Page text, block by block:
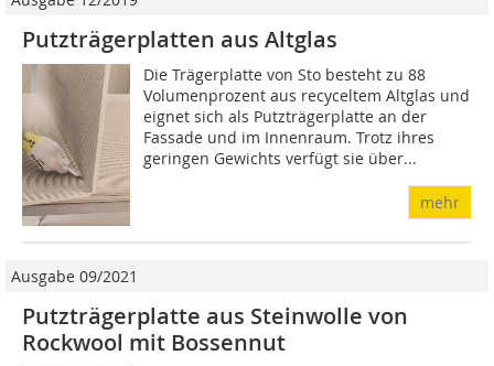
Putzträgerplatten aus Altglas
Die Trägerplatte von Sto besteht zu 88
Volumenprozent aus recyceltem Altglas und
eignet sich als Putzträgerplatte an der
Fassade und im Innenraum. Trotz ihres
geringen Gewichts verfügt sie über...
mehr
Ausgabe 09/2021
Putzträgerplatte aus Steinwolle von
Rockwool mit Bossennut